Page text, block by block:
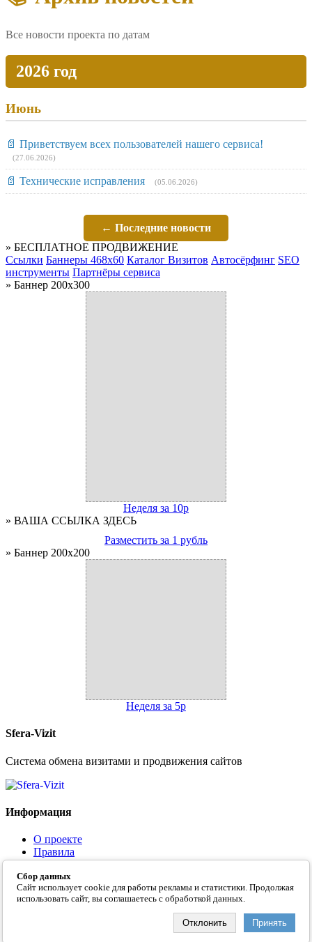
Все новости проекта по датам
2026 год
Июнь
📄 Приветствуем всех пользователей нашего сервиса!
(27.06.2026)
📄 Технические исправления (05.06.2026)
← Последние новости
» БЕСПЛАТНОЕ ПРОДВИЖЕНИЕ
Ссылки Баннеры 468x60 Каталог Визитов Автосёрфинг SEO
инструменты Партнёры сервиса
» Баннер 200x300
Неделя за 10р
» ВАША ССЫЛКА ЗДЕСЬ
Разместить за 1 рубль
» Баннер 200x200
Неделя за 5р
Sfera-Vizit
Система обмена визитами и продвижения сайтов
Информация
О проекте
Правила
Контакты
FAQ
© 2026 Sfera-Vizit. Все права защищены.
Сбор данных
Сайт использует cookie для работы рекламы и статистики. Продолжая
использовать сайт, вы соглашаетесь с обработкой данных.
Отклонить Принять